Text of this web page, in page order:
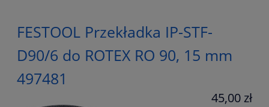
FESTOOL Przekładka IP-STF-
D90/6 do ROTEX RO 90, 15 mm
497481
45,00 zł